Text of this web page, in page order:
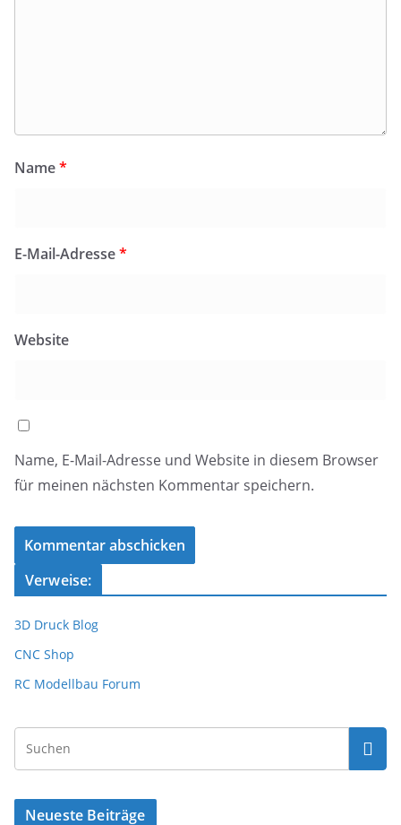
Name*
E-Mail-Adresse*
Website
Name, E-Mail-Adresse und Website in diesem Browser
für meinen nächsten Kommentar speichern.
Verweise:
3D Druck Blog
CNC Shop
RC Modellbau Forum
Neueste Beiträge